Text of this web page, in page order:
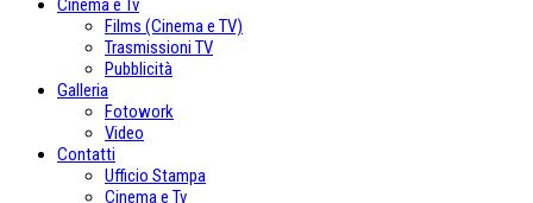
Cinema e Tv
Films (Cinema e TV)
Trasmissioni TV
Pubblicità
Galleria
Fotowork
Video
Contatti
Ufficio Stampa
Cinema e Tv